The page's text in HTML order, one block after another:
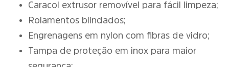
Caracol extrusor removível para fácil limpeza;
Rolamentos blindados;
Engrenagens em nylon com fibras de vidro;
Tampa de proteção em inox para maior